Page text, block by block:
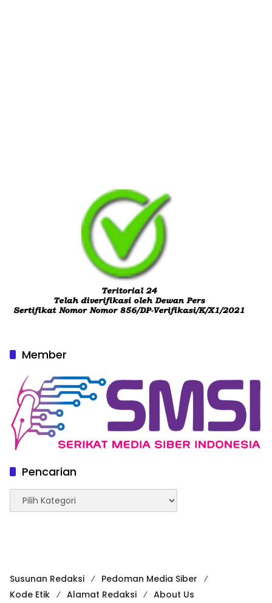
Member
Pencarian
Pencarian
Susunan Redaksi
Pedoman Media Siber
Kode Etik
Alamat Redaksi About Us